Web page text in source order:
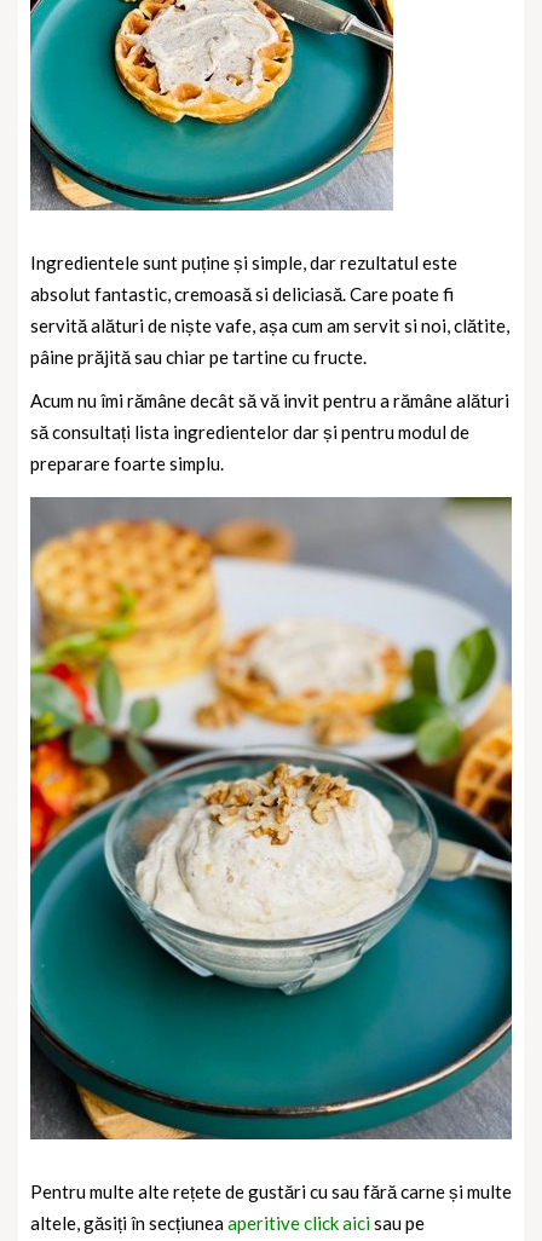
Ingredientele sunt puține și simple, dar rezultatul este
absolut fantastic, cremoasă si deliciasă. Care poate fi
servită alături de niște vafe, așa cum am servit si noi, clătite,
pâine prăjită sau chiar pe tartine cu fructe.
Acum nu îmi rămâne decât să vă invit pentru a rămâne alături
să consultați lista ingredientelor dar și pentru modul de
preparare foarte simplu.
Pentru multe alte rețete de gustări cu sau fără carne și multe
altele, găsiți în secțiuneaaperitive click aicisau pe